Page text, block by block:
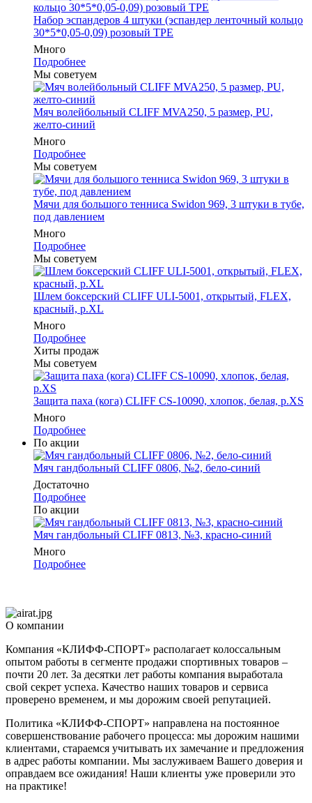
Набор эспандеров 4 штуки (эспандер ленточный кольцо
30*5*0,05-0,09) розовый ТРЕ
Много
Подробнее
Мы советуем
Мяч волейбольный CLIFF MVA250, 5 размер, PU,
желто-синий
Много
Подробнее
Мы советуем
Мячи для большого тенниса Swidon 969, 3 штуки в тубе,
под давлением
Много
Подробнее
Мы советуем
Шлем боксерский CLIFF ULI-5001, открытый, FLEX,
красный, р.XL
Много
Подробнее
Хиты продаж
Мы советуем
Защита паха (кога) CLIFF CS-10090, хлопок, белая, р.XS
Много
Подробнее
По акции
Мяч гандбольный CLIFF 0806, №2, бело-синий
Достаточно
Подробнее
По акции
Мяч гандбольный CLIFF 0813, №3, красно-синий
Много
Подробнее
О компании
Компания «КЛИФФ-СПОРТ» располагает колоссальным
опытом работы в сегменте продажи спортивных товаров –
почти 20 лет. За десятки лет работы компания выработала
свой секрет успеха. Качество наших товаров и сервиса
проверено временем, и мы дорожим своей репутацией.
Политика «КЛИФФ-СПОРТ» направлена на постоянное
совершенствование рабочего процесса: мы дорожим нашими
клиентами, стараемся учитывать их замечание и предложения
в адрес работы компании. Мы заслуживаем Вашего доверия и
оправдаем все ожидания! Наши клиенты уже проверили это
на практике!